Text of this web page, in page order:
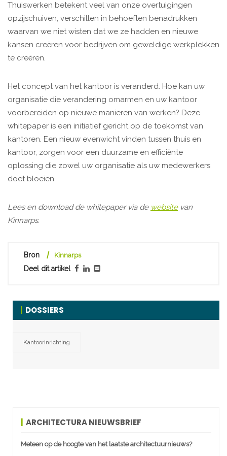
Thuiswerken betekent veel van onze overtuigingen
opzijschuiven, verschillen in behoeften benadrukken
waarvan we niet wisten dat we ze hadden en nieuwe
kansen creëren voor bedrijven om geweldige werkplekken
te creëren.
Het concept van het kantoor is veranderd. Hoe kan uw
organisatie die verandering omarmen en uw kantoor
voorbereiden op nieuwe manieren van werken? Deze
whitepaper is een initiatief gericht op de toekomst van
kantoren. Een nieuw evenwicht vinden tussen thuis en
kantoor, zorgen voor een duurzame en efficiënte
oplossing die zowel uw organisatie als uw medewerkers
doet bloeien.
Lees en download de whitepaper via de websitevan
Kinnarps.
Bron Kinnarps
Deel dit artikel
DOSSIERS
Kantoorinrichting
ARCHITECTURA NIEUWSBRIEF
Meteen op de hoogte van het laatste architectuurnieuws?